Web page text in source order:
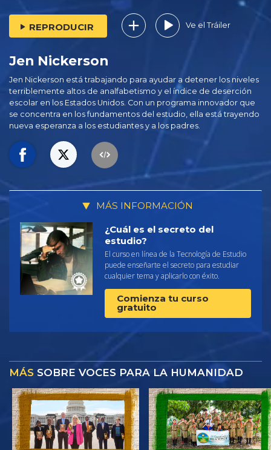
REPRODUCIR Ve el Tráiler
Jen Nickerson
Jen Nickerson está trabajando para ayudar a detener los niveles
terriblemente altos de analfabetismo y el índice de deserción
escolar en los Estados Unidos. Con un programa innovador que
se concentra en los fundamentos del estudio, ella está trayendo
nueva esperanza a los estudiantes y a los padres.
MÁS INFORMACIÓN
¿Cuál es el secreto del
estudio?
El curso en línea de la Tecnología de Estudio
puede enseñarte el secreto para estudiar
cualquier tema y aplicarlo con éxito.
Comienza tu curso
gratuito
MÁS SOBRE VOCES PARA LA HUMANIDAD